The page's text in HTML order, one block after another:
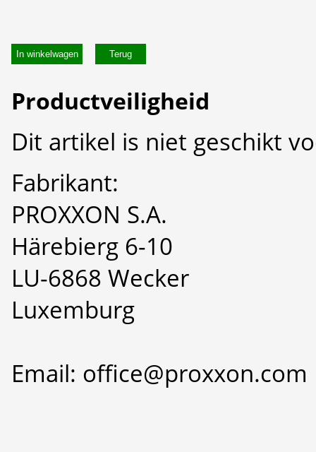
In winkelwagen
Productveiligheid
Dit artikel is niet geschikt
Fabrikant:
PROXXON S.A.
Härebierg 6-10
LU-6868 Wecker
Luxemburg
Email: office@proxxon.com